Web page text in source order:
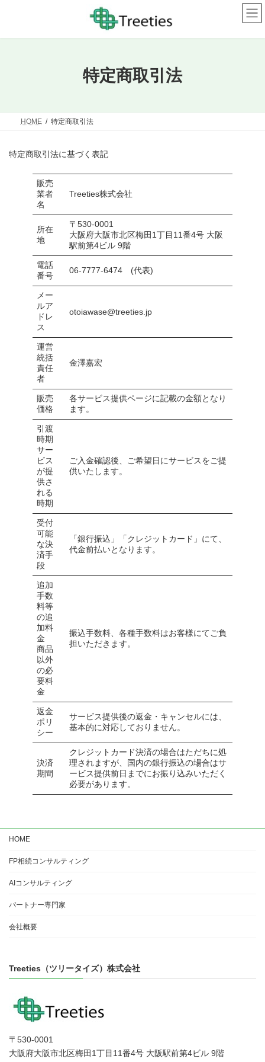
ン
ー
特定商取引法
HOME 特定商取引法
特定商取引法に基づく表記
販売
業者
名
Treeties株式会社
所在
地
〒530-0001
大阪府大阪市北区梅田1丁目11番4号 大阪
駅前第4ビル 9階
電話
番号
06-7777-6474 (代表)
メー
ルア
ドレ
ス
otoiawase@treeties.jp
運営
統括
責任
者
金澤嘉宏
販売
価格
各サービス提供ページに記載の金額となり
ます。
引渡
時期
サー
ビス
が提
供さ
れる
時期
ご入金確認後、ご希望日にサービスをご提
供いたします。
受付
可能
な決
済手
段
「銀行振込」「クレジットカード」にて、
代金前払いとなります。
追加
手数
料等
の追
加料
金
商品
以外
の必
要料
金
振込手数料、各種手数料はお客様にてご負
担いただきます。
返金
ポリ
シー
サービス提供後の返金・キャンセルには、
基本的に対応しておりません。
決済
期間
クレジットカード決済の場合はただちに処
理されますが、国内の銀行振込の場合はサ
ービス提供前日までにお振り込みいただく
必要があります。
HOME
FP相続コンサルティング
AIコンサルティング
パートナー専門家
会社概要
Treeties（ツリータイズ）株式会社
〒530-0001
大阪府大阪市北区梅田1丁目11番4号 大阪駅前第4ビル 9階